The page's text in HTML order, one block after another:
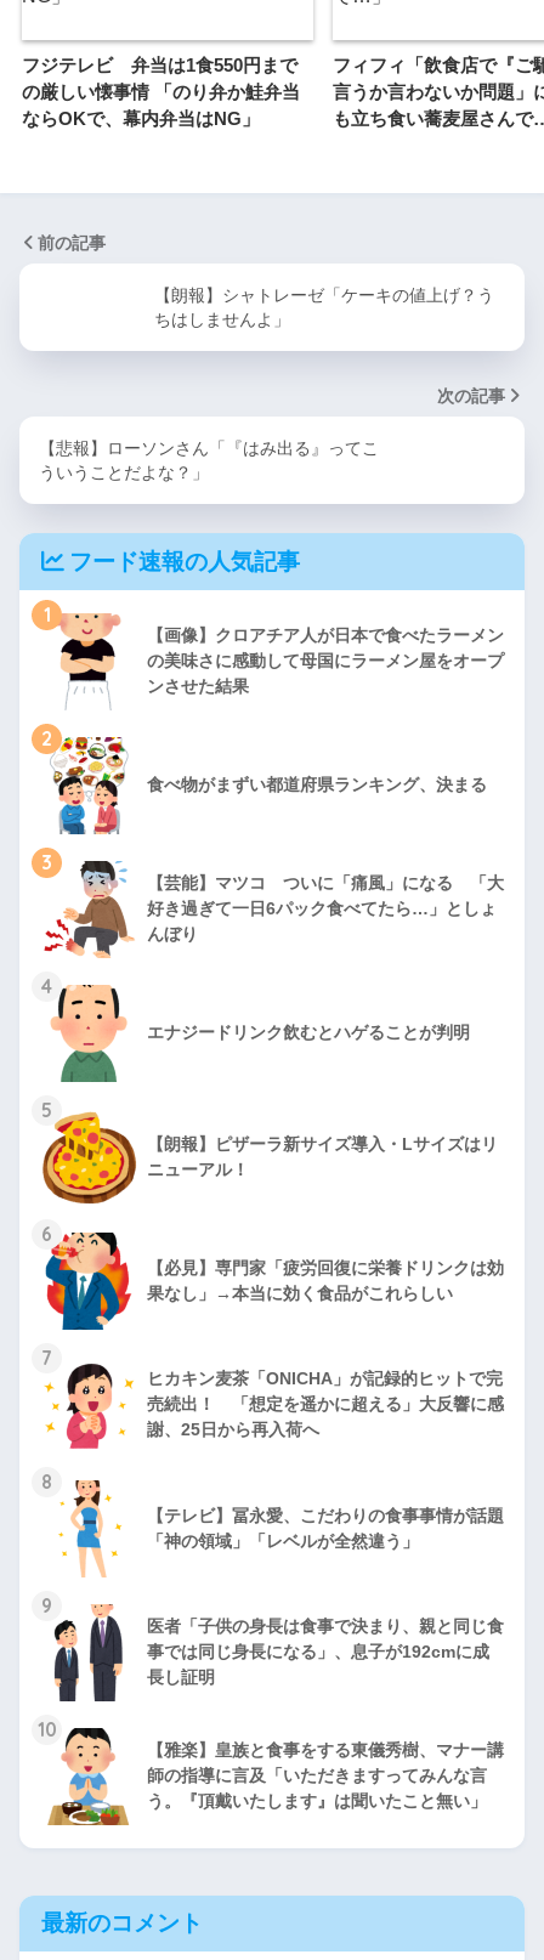
フジテレビ 弁当は1食550円まで
の厳しい懐事情 「のり弁か鮭弁当
ならOKで、幕内弁当はNG」
フィフィ「飲食店で『ご
言うか言わないか問題」
も立ち食い蕎麦屋さん
前の記事
【朗報】シャトレーゼ「ケーキの値上げ？う
ちはしませんよ」
次の記事
【悲報】ローソンさん「『はみ出る』ってこ
ういうことだよな？」
フード速報の人気記事
1
【画像】クロアチア人が日本で食べたラーメン
の美味さに感動して母国にラーメン屋をオープ
ンさせた結果
2
食べ物がまずい都道府県ランキング、決まる
3
【芸能】マツコ ついに「痛風」になる 「大
好き過ぎて一日6パック食べてたら…」としょ
んぼり
4
エナジードリンク飲むとハゲることが判明
5
【朗報】ピザーラ新サイズ導入・Lサイズはリ
ニューアル！
6
【必見】専門家「疲労回復に栄養ドリンクは効
果なし」→本当に効く食品がこれらしい
7
ヒカキン麦茶「ONICHA」が記録的ヒットで完
売続出！ 「想定を遥かに超える」大反響に感
謝、25日から再入荷へ
8
【テレビ】冨永愛、こだわりの食事事情が話題
「神の領域」「レベルが全然違う」
9
医者「子供の身長は食事で決まり、親と同じ食
事では同じ身長になる」、息子が192cmに成
長し証明
10
【雅楽】皇族と食事をする東儀秀樹、マナー講
師の指導に言及「いただきますってみんな言
う。『頂戴いたします』は聞いたこと無い」
最新のコメント